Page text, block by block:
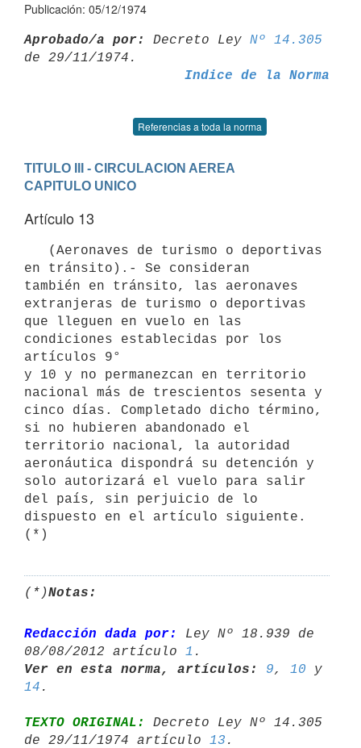
Publicación: 05/12/1974
Aprobado/a por: Decreto Ley Nº 14.305
Indice de la Norma
Referencias a toda la norma
TITULO III - CIRCULACION AEREA
CAPITULO UNICO
Artículo 13
en tránsito).- Se consideran
también en tránsito, las aeronaves
extranjeras de turismo o deportivas
que lleguen en vuelo en las
condiciones establecidas por los
artículos 9°
y 10 y no permanezcan en territorio
nacional más de trescientos sesenta y
cinco días. Completado dicho término,
si no hubieren abandonado el
territorio nacional, la autoridad
aeronáutica dispondrá su detención y
solo autorizará el vuelo para salir
del país, sin perjuicio de lo
dispuesto en el artículo siguiente.
(*)
(*)Notas:
Redacción dada por:
Ley Nº 18.939 de
08/08/2012 artículo 1
Ver en esta norma, artículos:
9, 10
14
TEXTO ORIGINAL:
Decreto Ley Nº 14.305
de 29/11/1974 artículo 13